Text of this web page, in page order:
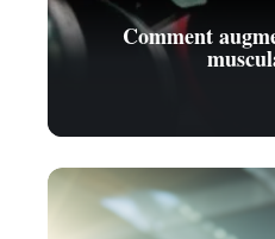
Comment